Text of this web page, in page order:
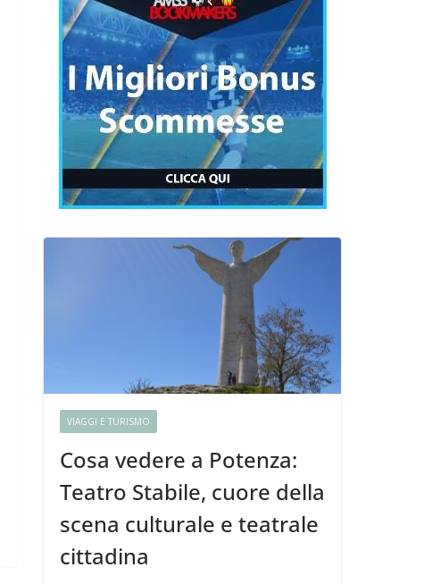
VIAGGI E TURISMO
Cosa vedere a Potenza:
Teatro Stabile, cuore della
scena culturale e teatrale
cittadina